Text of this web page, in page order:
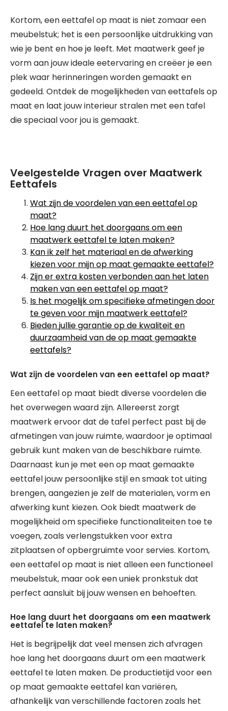
Kortom, een eettafel op maat is niet zomaar een
meubelstuk; het is een persoonlijke uitdrukking van
wie je bent en hoe je leeft. Met maatwerk geef je
vorm aan jouw ideale eetervaring en creëer je een
plek waar herinneringen worden gemaakt en
gedeeld. Ontdek de mogelijkheden van eettafels op
maat en laat jouw interieur stralen met een tafel
die speciaal voor jou is gemaakt.
Veelgestelde Vragen over Maatwerk
Eettafels
Wat zijn de voordelen van een eettafel op
maat?
Hoe lang duurt het doorgaans om een
maatwerk eettafel te laten maken?
Kan ik zelf het materiaal en de afwerking
kiezen voor mijn op maat gemaakte eettafel?
Zijn er extra kosten verbonden aan het laten
maken van een eettafel op maat?
Is het mogelijk om specifieke afmetingen door
te geven voor mijn maatwerk eettafel?
Bieden jullie garantie op de kwaliteit en
duurzaamheid van de op maat gemaakte
eettafels?
Wat zijn de voordelen van een eettafel op maat?
Een eettafel op maat biedt diverse voordelen die
het overwegen waard zijn. Allereerst zorgt
maatwerk ervoor dat de tafel perfect past bij de
afmetingen van jouw ruimte, waardoor je optimaal
gebruik kunt maken van de beschikbare ruimte.
Daarnaast kun je met een op maat gemaakte
eettafel jouw persoonlijke stijl en smaak tot uiting
brengen, aangezien je zelf de materialen, vorm en
afwerking kunt kiezen. Ook biedt maatwerk de
mogelijkheid om specifieke functionaliteiten toe te
voegen, zoals verlengstukken voor extra
zitplaatsen of opbergruimte voor servies. Kortom,
een eettafel op maat is niet alleen een functioneel
meubelstuk, maar ook een uniek pronkstuk dat
perfect aansluit bij jouw wensen en behoeften.
Hoe lang duurt het doorgaans om een maatwerk
eettafel te laten maken?
Het is begrijpelijk dat veel mensen zich afvragen
hoe lang het doorgaans duurt om een maatwerk
eettafel te laten maken. De productietijd voor een
op maat gemaakte eettafel kan variëren,
afhankelijk van verschillende factoren zoals het